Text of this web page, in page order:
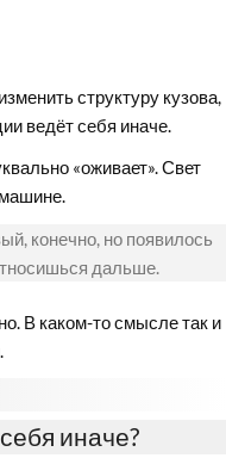
структуру кузова,
ведёт себя иначе.
«оживает». Свет
конечно, но появилось
дальше.
В каком-то смысле так и
иначе?